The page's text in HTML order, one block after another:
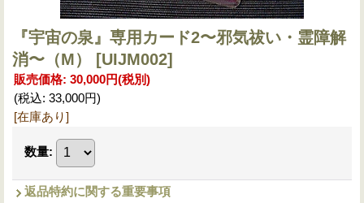
『宇宙の泉』専用カード2〜邪気祓い・霊障解
消〜（M） [UIJM002]
販売価格: 30,000円(税別)
(税込: 33,000円)
[在庫あり]
数量:
返品特約に関する重要事項